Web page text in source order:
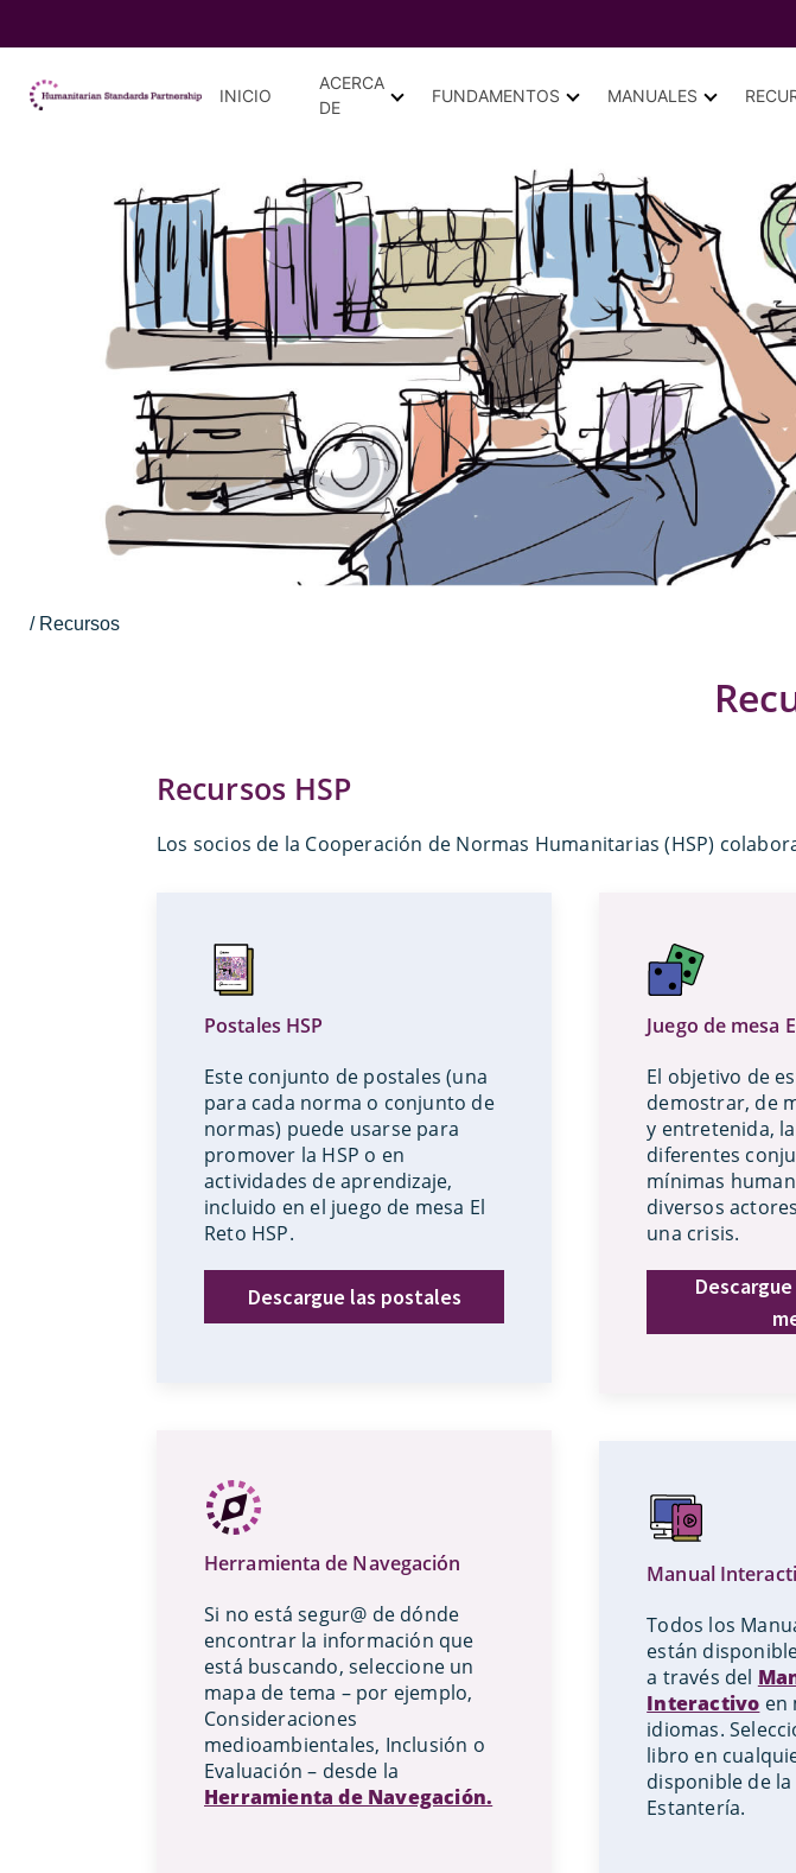
Skip to main
INICIO
ACERCA
DE
FUNDAMENTOS MANUALES
/ Recursos
Recursos HSP
Los socios de la Cooperación de Normas Humanitarias (HSP)
Postales HSP
Este conjunto de postales (una
para cada norma o conjunto de
normas) puede usarse para
promover la HSP o en
actividades de aprendizaje,
incluido en el juego de mesa El
Reto HSP.
Descargue las postales
Juego de mesa
El objetivo de
demostrar, de
y entretenida,
diferentes
mínimas
diversos
una crisis.
Herramienta de Navegación
Si no está segur@ de dónde
encontrar la información que
está buscando, seleccione un
mapa de tema – por ejemplo,
Consideraciones
medioambientales, Inclusión o
Evaluación – desde la
Herramienta de Navegación.
Manual
Todos los
están
a través del
Interactivo en
idiomas.
libro en
disponible de
Estantería.